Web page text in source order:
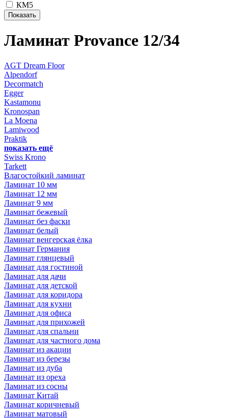
КМ5
Ламинат Provance 12/34
AGT Dream Floor
Alpendorf
Decormatch
Egger
Kastamonu
Kronospan
La Moena
Lamiwood
Praktik
показать ещё
Swiss Krono
Tarkett
Влагостойкий ламинат
Ламинат 10 мм
Ламинат 12 мм
Ламинат 9 мм
Ламинат бежевый
Ламинат без фаски
Ламинат белый
Ламинат венгерская ёлка
Ламинат Германия
Ламинат глянцевый
Ламинат для гостиной
Ламинат для дачи
Ламинат для детской
Ламинат для коридора
Ламинат для кухни
Ламинат для офиса
Ламинат для прихожей
Ламинат для спальни
Ламинат для частного дома
Ламинат из акации
Ламинат из березы
Ламинат из дуба
Ламинат из ореха
Ламинат из сосны
Ламинат Китай
Ламинат коричневый
Ламинат матовый